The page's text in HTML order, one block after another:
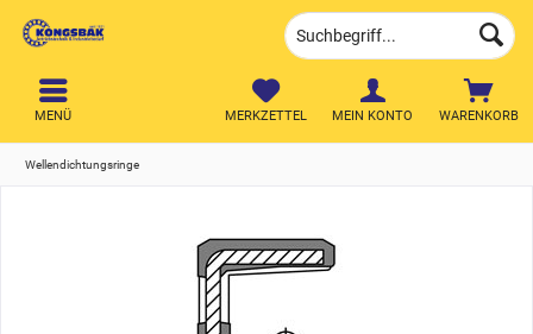
WARENKORB
MERKZETTEL MEIN KONTO
MENÜ
Wellendichtungsringe